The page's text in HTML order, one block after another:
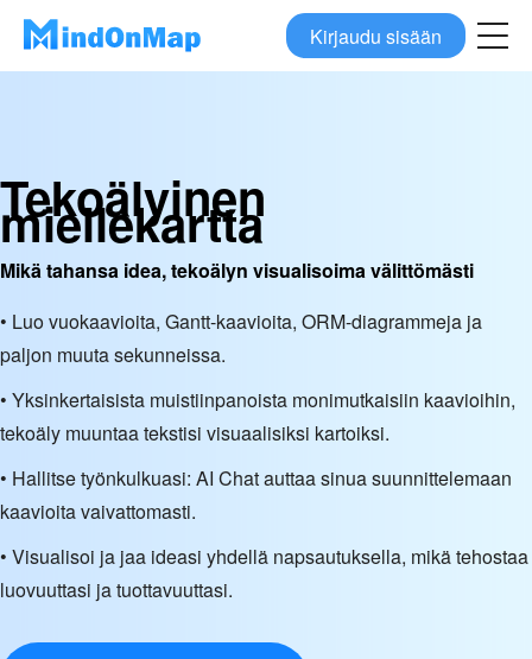
Kirjaudu sisään
Tekoälyinen
miellekartta
Mikä tahansa idea, tekoälyn visualisoima välittömästi
• Luo vuokaavioita, Gantt-kaavioita, ORM-diagrammeja ja
paljon muuta sekunneissa.
• Yksinkertaisista muistiinpanoista monimutkaisiin kaavioihin,
tekoäly muuntaa tekstisi visuaalisiksi kartoiksi.
• Hallitse työnkulkuasi: AI Chat auttaa sinua suunnittelemaan
kaavioita vaivattomasti.
• Visualisoi ja jaa ideasi yhdellä napsautuksella, mikä tehostaa
luovuuttasi ja tuottavuuttasi.